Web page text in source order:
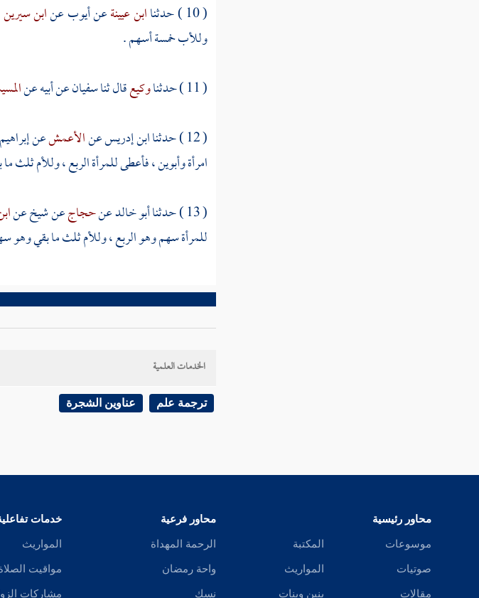
امرأة تركت أختها لأمها وأمها
وأمها
المرأة تركت ابنتها وابنة ابنها وأمها ولا
( 10 ) حدثنا
ابن عيينةعنأيوبعنابن سيرين
وللأب خمسة أسهم .
( 11 ) حدثنا
وكيعقال ثناسفيانعن أبيه عن
( 12 ) حدثنا
ابن إدريسعنالأعمشعنإبراهيم
امرأة وأبوين ، فأعطى للمرأة الربع ، وللأم ثلث
( 13 ) حدثنا
أبو خالدعنحجاجعن شيخ عن
للمرأة سهم وهو الربع ، وللأم ثلث ما بقي وهو
الخدمات العلمية
ترجمة علم عناوين الشجرة
محاور رئيسية
موسوعات
صوتيات
مقالات
المكتبة
المواريث
بنين وبنات
محاور فرعية
الرحمة المهداة
واحة رمضان
نسك
خدمات
المواريث
مواقيت
مشاركات